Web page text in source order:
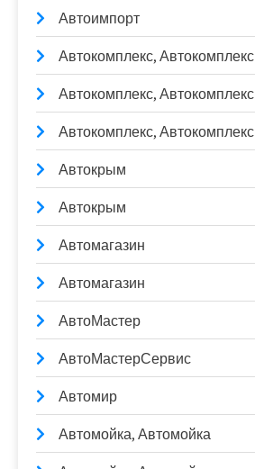
Автоимпорт
Автокомплекс, Автокомплекс
Автокомплекс, Автокомплекс
Автокомплекс, Автокомплекс
Автокрым
Автокрым
Автомагазин
Автомагазин
АвтоМастер
АвтоМастерСервис
Автомир
Автомойка, Автомойка